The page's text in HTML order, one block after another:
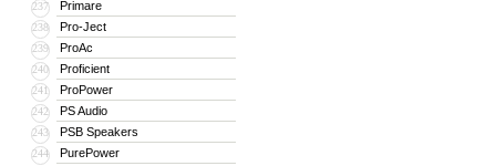
237 Primare
238 Pro-Ject
239 ProAc
240 Proficient
241 ProPower
242 PS Audio
243 PSB Speakers
244 PurePower